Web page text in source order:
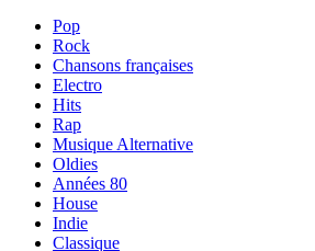
Pop
Rock
Chansons françaises
Electro
Hits
Rap
Musique Alternative
Oldies
Années 80
House
Indie
Classique